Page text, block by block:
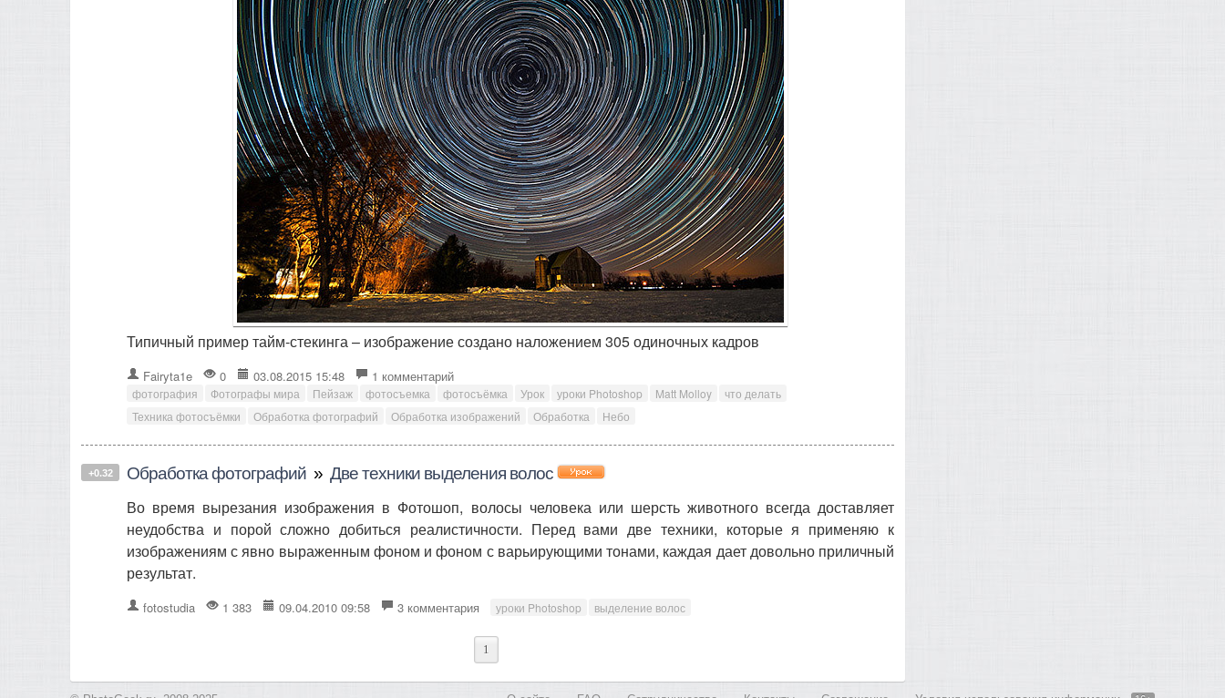
Типичный пример тайм-стекинга – изображение создано наложением 305 одиночных кадров
Fairyta1e 0 03.08.2015 15:48 1 комментарий
фотография Фотографы мира Пейзаж фотосъемка фотосъёмка Урок уроки Photoshop Matt Molloy
что делать
Техника фотосъёмки
Обработка фотографий Обработка изображений Обработка Небо
+0.32 Обработка фотографий » Две техники выделения волос
Во время вырезания изображения в Фотошоп, волосы человека или шерсть животного всегда доставляет
неудобства и порой сложно добиться реалистичности. Перед вами две техники, которые я применяю к
изображениям с явно выраженным фоном и фоном с варьирующими тонами, каждая дает довольно приличный
результат.
fotostudia 1 383 09.04.2010 09:58 3 комментария уроки Photoshop выделение волос
1